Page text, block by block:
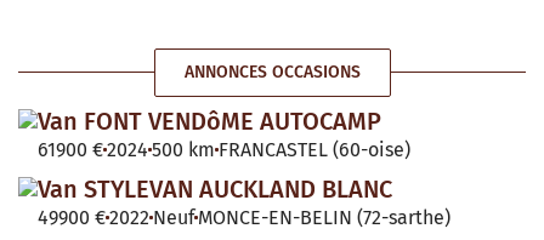
ANNONCES OCCASIONS
Van FONT VENDôME AUTOCAMP
61900 €2024 500 km FRANCASTEL (60-oise)
Van STYLEVAN AUCKLAND BLANC
49900 €2022 Neuf MONCE-EN-BELIN (72-sarthe)